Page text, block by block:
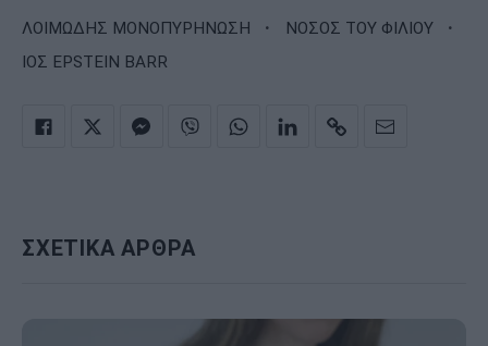
ΛΟΙΜΩΔΗΣ ΜΟΝΟΠΥΡΗΝΩΣΗ · ΝΟΣΟΣ ΤΟΥ ΦΙΛΙΟΥ ·
ΙΟΣ EPSTEIN BARR
ΣΧΕΤΙΚΑ ΑΡΘΡΑ